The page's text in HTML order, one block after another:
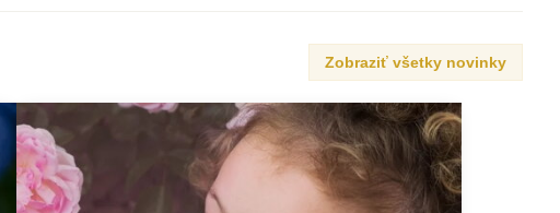
Zobraziť všetky novinky